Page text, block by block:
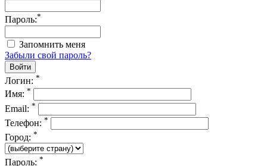
Пароль:*
Запомнить меня
Забыли свой пароль?
Логин: *
Имя: *
Email: *
Телефон: *
Город: *
Пароль: *